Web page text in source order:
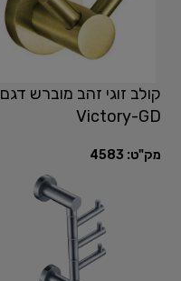
קולב זוגי זהב מוברש דגם
Victory-GD
מק"ט: 4583